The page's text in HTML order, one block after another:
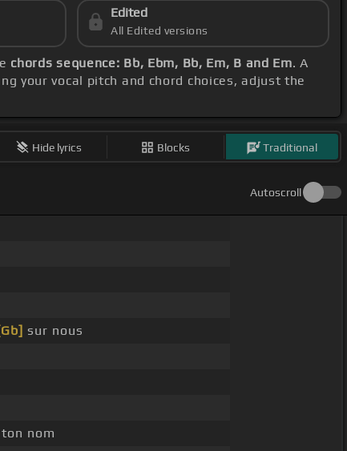
Edited
All Edited versions
chords sequence: Bb, Ebm, Bb, Em, B and Em. A
your vocal pitch and chord choices, adjust the
Hide lyrics Blocks Traditional
Autoscroll
sur nous
ton nom